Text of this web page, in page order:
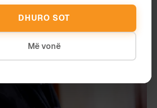
DHURO SOT
Më vonë